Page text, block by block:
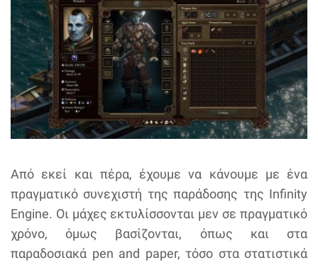
Από εκεί και πέρα, έχουμε να κάνουμε με ένα
πραγματικό συνεχιστή της παράδοσης της Infinity
Engine. Οι μάχες εκτυλίσσονται μεν σε πραγματικό
χρόνο, όμως βασίζονται, όπως και στα
παραδοσιακά pen and paper, τόσο στα στατιστικά